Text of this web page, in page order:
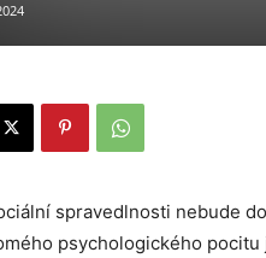
spravedlnosti nebude
psychologického